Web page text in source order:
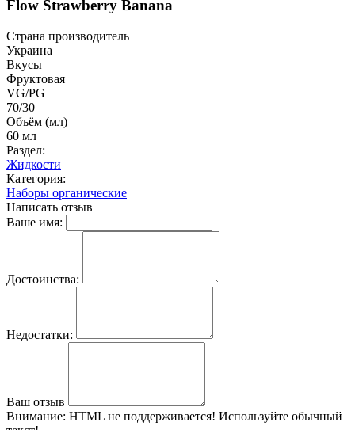
Flow Strawberry Banana
Страна производитель
Украина
Вкусы
Фруктовая
VG/PG
70/30
Объём (мл)
60 мл
Раздел:
Жидкости
Категория:
Наборы органические
Написать отзыв
Ваше имя:
Достоинства:
Недостатки:
Ваш отзыв
Внимание: HTML не поддерживается! Используйте обычный